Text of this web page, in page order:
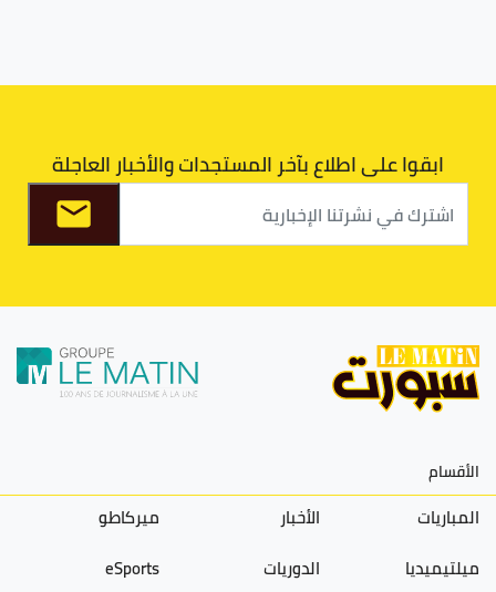
ابقوا على اطلاع بآخر المستجدات والأخبار العاجلة
الأقسام
المباريات الأخبار
ميركاطو
ميلتيميديا
الدوريات eSports